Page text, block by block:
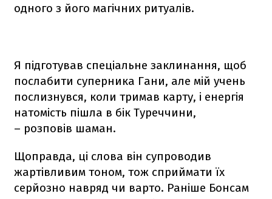
одного з його магічних ритуалів.
Я підготував спеціальне заклинання, щоб
послабити суперника Гани, але мій учень
послизнувся, коли тримав карту, і енергія
натомість пішла в бік Туреччини,
– розповів шаман.
Щоправда, ці слова він супроводив
жартівливим тоном, тож сприймати їх
серйозно навряд чи варто. Раніше Бонсам